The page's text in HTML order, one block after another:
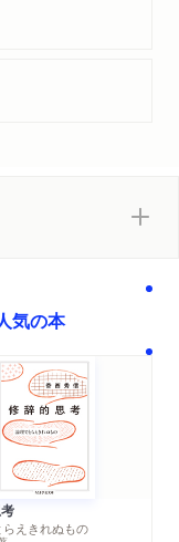
気の本
えきれぬもの